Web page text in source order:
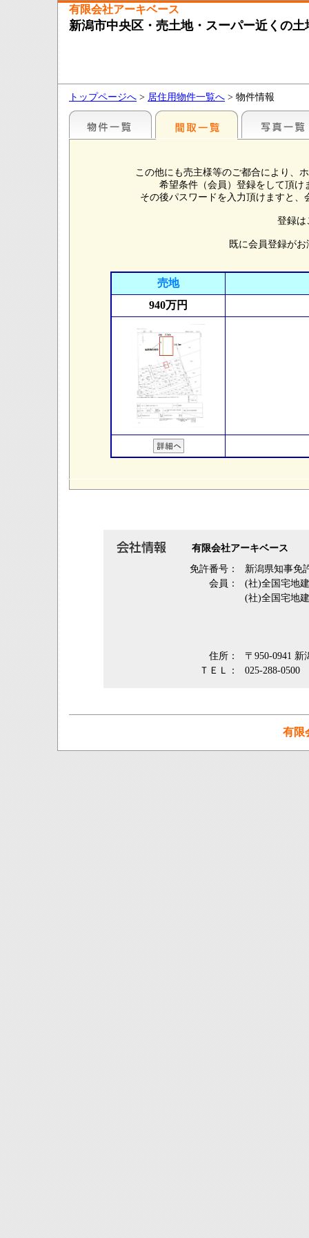
有限会社アーキベース
新潟市中央区・売土地・スーパー近くの土
トップページへ > 居住用物件一覧へ > 物件情報
この他にも売主様等のご都合により、
希望条件（会員）登録をして頂
その後パスワードを入力頂けますと
登録
既に会員登録が
売地
940万円
有限会社アーキベース
免許番号：
新潟県知事免
会員：
(社)全国宅地
(社)全国宅地
住所：
〒950-0941
ＴＥＬ：
025-288-0500
有限